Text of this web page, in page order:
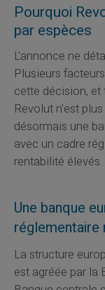
Pourquoi
par espèces
L'annonce ne
Plusieurs
cette décision, et
Revolut n'est
désormais une
avec un cadre
rentabilité élevés.
Une banque
réglementaire
La structure
est agréée par la